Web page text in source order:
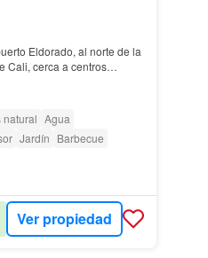
Eldorado, al norte de la
Cali, cerca a centros
natural Agua
Jardín Barbecue
Ver propiedad